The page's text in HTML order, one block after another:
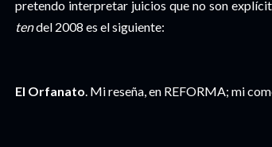
pretendo interpretar juicios que no son
tendel 2008 es el siguiente:
El Orfanato. Mi reseña, en REFORMA; mi